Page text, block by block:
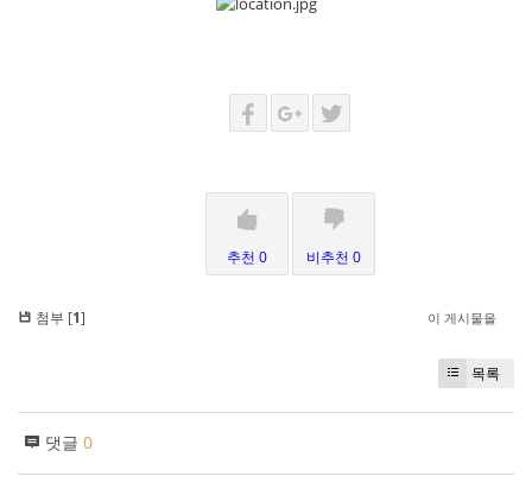
추천 0 비추천 0
첨부 [1] 이 게시물을
목록
댓글 0